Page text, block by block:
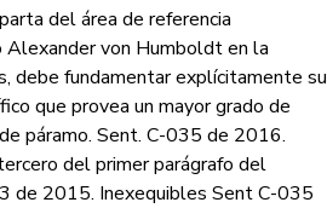
del área de referencia
von Humboldt en la
debe fundamentar explícitamente su
que provea un mayor grado de
páramo. Sent. C-035 de 2016.
del primer parágrafo del
de 2015. Inexequibles Sent C-035